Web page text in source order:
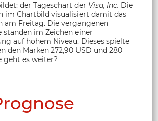
der Tageschart der Visa, Inc. Die
im Chartbild visualisiert damit das
am Freitag. Die vergangenen
standen im Zeichen einer
auf hohem Niveau. Dieses spielte
den Marken 272,90 USD und 280
geht es weiter?